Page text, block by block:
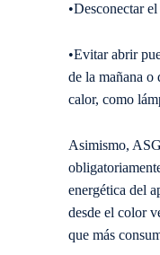
•Desconectar
•Evitar abrir
de la mañana o
calor, como
Asimismo,
energética del
desde el color
que más